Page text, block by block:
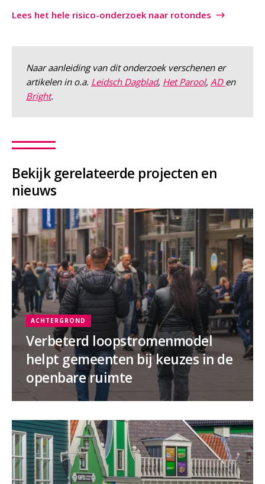
Lees het hele risico-onderzoek naar rotondes
Naar aanleiding van dit onderzoek verschenen er
artikelen in o.a. Leidsch Dagblad, Het Parool,AD en
Bright.
Bekijk gerelateerde projecten en
nieuws
Verbeterd loopstromenmodel
helpt gemeenten bij keuzes in de
openbare ruimte
ACHTERGROND